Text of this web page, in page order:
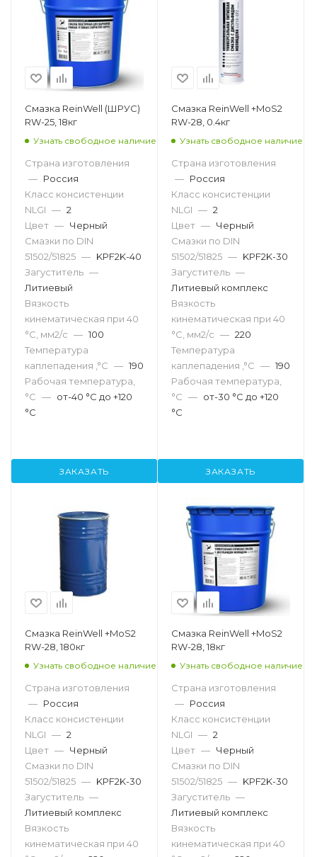
Смазка ReinWell (ШРУС)
RW-25, 18кг
Узнать свободное наличие
Страна изготовления
— Россия
Класс консистенции
NLGI — 2
Цвет — Черный
Смазки по DIN
51502/51825 — KPF2K-40
Загуститель —
Литиевый
Вязкость
кинематическая при 40
°С, мм2/с — 100
Температура
каплепадения ,°C — 190
Рабочая температура,
°С — от-40 °С до +120
°С
ЗАКАЗАТЬ
Смазка ReinWell +MoS2
RW-28, 0.4кг
Узнать свободное наличие
Страна изготовления
— Россия
Класс консистенции
NLGI — 2
Цвет — Черный
Смазки по DIN
51502/51825 — KPF2K-30
Загуститель —
Литиевый комплекс
Вязкость
кинематическая при 40
°С, мм2/с — 220
Температура
каплепадения ,°C — 190
Рабочая температура,
°С — от-30 °С до +120
°С
ЗАКАЗАТЬ
Смазка ReinWell +MoS2
RW-28, 180кг
Узнать свободное наличие
Страна изготовления
— Россия
Класс консистенции
NLGI — 2
Цвет — Черный
Смазки по DIN
51502/51825 — KPF2K-30
Загуститель —
Литиевый комплекс
Вязкость
кинематическая при 40
Смазка ReinWell +MoS2
RW-28, 18кг
Узнать свободное наличие
Страна изготовления
— Россия
Класс консистенции
NLGI — 2
Цвет — Черный
Смазки по DIN
51502/51825 — KPF2K-30
Загуститель —
Литиевый комплекс
Вязкость
кинематическая при 40